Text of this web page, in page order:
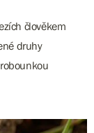
člověkem
druhy